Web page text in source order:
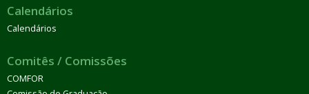
Calendários
Calendários
Comitês / Comissões
COMFOR